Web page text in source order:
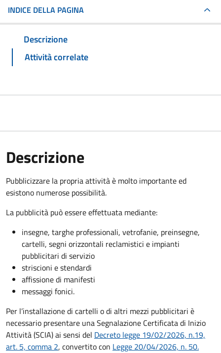
INDICE DELLA PAGINA
Descrizione
Attività correlate
Descrizione
Pubblicizzare la propria attività è molto importante ed
esistono numerose possibilità.
La pubblicità può essere effettuata mediante:
insegne, targhe professionali, vetrofanie, preinsegne,
cartelli, segni orizzontali reclamistici e impianti
pubblicitari di servizio
striscioni e stendardi
affissione di manifesti
messaggi fonici.
Per l’installazione di cartelli o di altri mezzi pubblicitari è
necessario presentare una Segnalazione Certificata di Inizio
Attività (SCIA) ai sensi del Decreto legge 19/02/2026, n.19,
art. 5, comma 2, convertito con Legge 20/04/2026, n. 50.